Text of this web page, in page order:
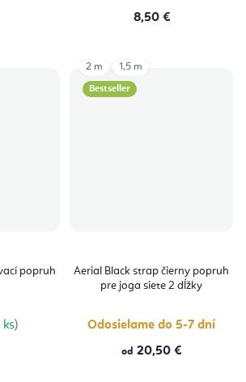
8,50 €
popruh
ks)
Bestseller
Aerial Black strap čierny popruh
pre joga siete 2 dĺžky
Odosielame do 5-7 dní
od 20,50 €
2 m 1,5 m